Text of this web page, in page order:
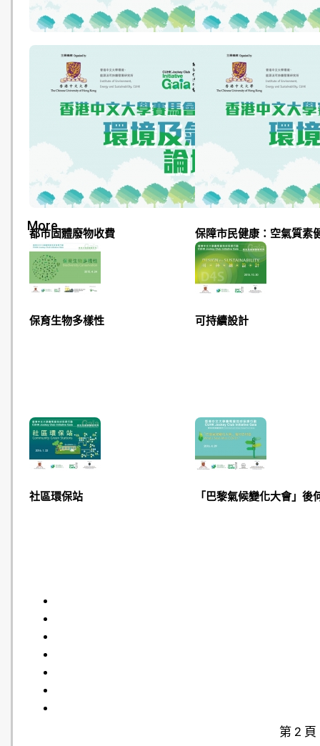
香港環保新思維 碳審計及減碳排放
都市固體廢物收費
保障市民健康：空氣質素
系統
More...
保育生物多樣性 可持續設計
社區環保站 「巴黎氣候變化大會」後
第 2 頁